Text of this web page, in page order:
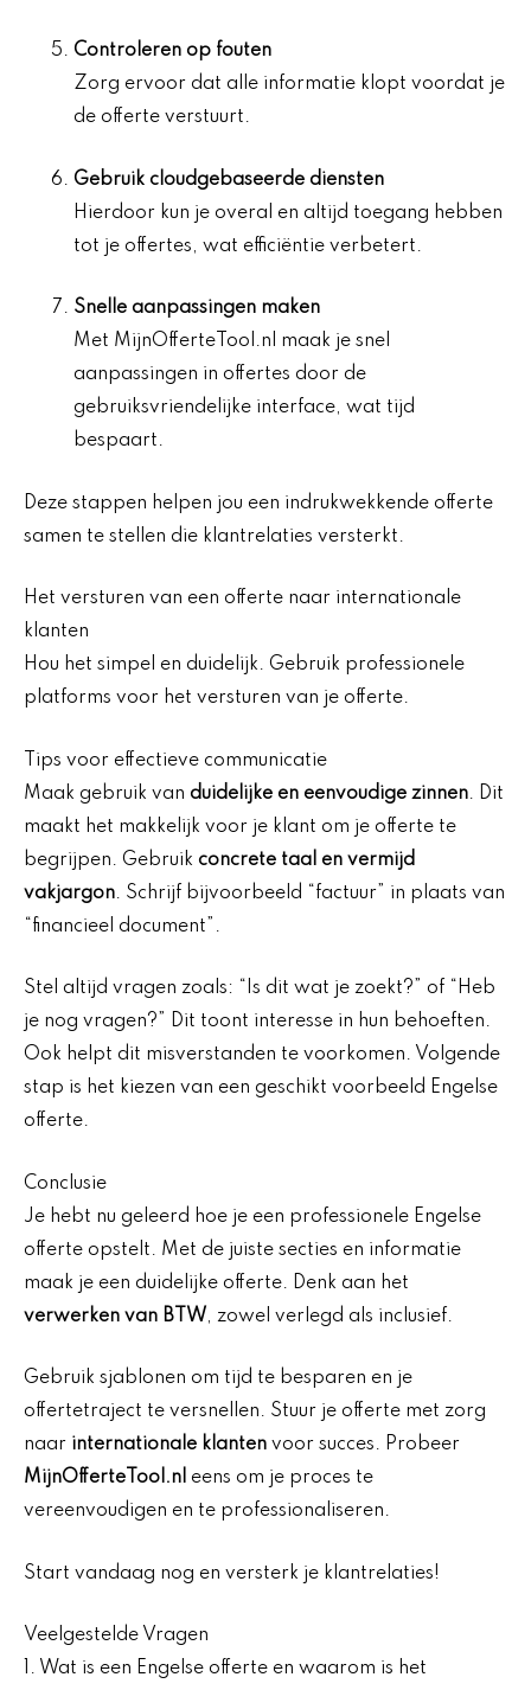
Controleren op fouten
Zorg ervoor dat alle informatie klopt voordat je
de offerte verstuurt.
Gebruik cloudgebaseerde diensten
Hierdoor kun je overal en altijd toegang hebben
tot je offertes, wat efficiëntie verbetert.
Snelle aanpassingen maken
Met MijnOfferteTool.nl maak je snel
aanpassingen in offertes door de
gebruiksvriendelijke interface, wat tijd
bespaart.
Deze stappen helpen jou een indrukwekkende offerte
samen te stellen die klantrelaties versterkt.
Het versturen van een offerte naar internationale
klanten
Hou het simpel en duidelijk. Gebruik professionele
platforms voor het versturen van je offerte.
Tips voor effectieve communicatie
Maak gebruik van duidelijke en eenvoudige zinnen. Dit
maakt het makkelijk voor je klant om je offerte te
begrijpen. Gebruik concrete taal en vermijd
vakjargon. Schrijf bijvoorbeeld “factuur” in plaats van
“financieel document”.
Stel altijd vragen zoals: “Is dit wat je zoekt?” of “Heb
je nog vragen?” Dit toont interesse in hun behoeften.
Ook helpt dit misverstanden te voorkomen. Volgende
stap is het kiezen van een geschikt voorbeeld Engelse
offerte.
Conclusie
Je hebt nu geleerd hoe je een professionele Engelse
offerte opstelt. Met de juiste secties en informatie
maak je een duidelijke offerte. Denk aan het
verwerken van BTW, zowel verlegd als inclusief.
Gebruik sjablonen om tijd te besparen en je
offertetraject te versnellen. Stuur je offerte met zorg
naar internationale klanten voor succes. Probeer
MijnOfferteTool.nl eens om je proces te
vereenvoudigen en te professionaliseren.
Start vandaag nog en versterk je klantrelaties!
Veelgestelde Vragen
1. Wat is een Engelse offerte en waarom is het